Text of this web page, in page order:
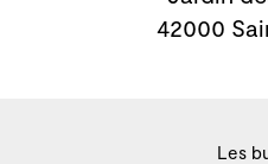
42000
Les